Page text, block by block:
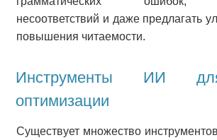
несоответствий и даже предлагать
повышения читаемости.
Инструменты ИИ
оптимизации
Существует множество